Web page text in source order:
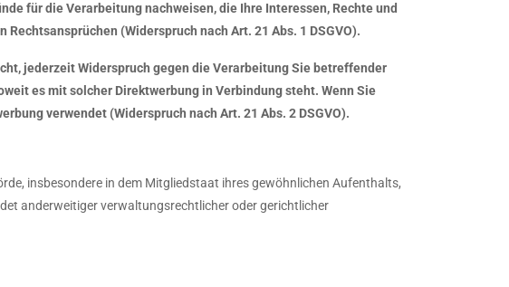
für die Verarbeitung nachweisen, die Ihre Interessen, Rechte und
(Widerspruch nach Art. 21 Abs. 1 DSGVO).
jederzeit Widerspruch gegen die Verarbeitung Sie betreffender
es mit solcher Direktwerbung in Verbindung steht. Wenn Sie
verwendet (Widerspruch nach Art. 21 Abs. 2 DSGVO).
insbesondere in dem Mitgliedstaat ihres gewöhnlichen Aufenthalts,
anderweitiger verwaltungsrechtlicher oder gerichtlicher